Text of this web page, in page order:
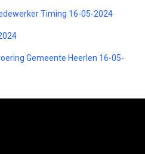
Timing 16-05-2024
Gemeente Heerlen 16-05-